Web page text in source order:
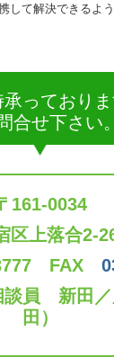
して解決できるよ
っており
合せ下さい。
161-0034
区上落合2-
FAX
談員 新田
田）